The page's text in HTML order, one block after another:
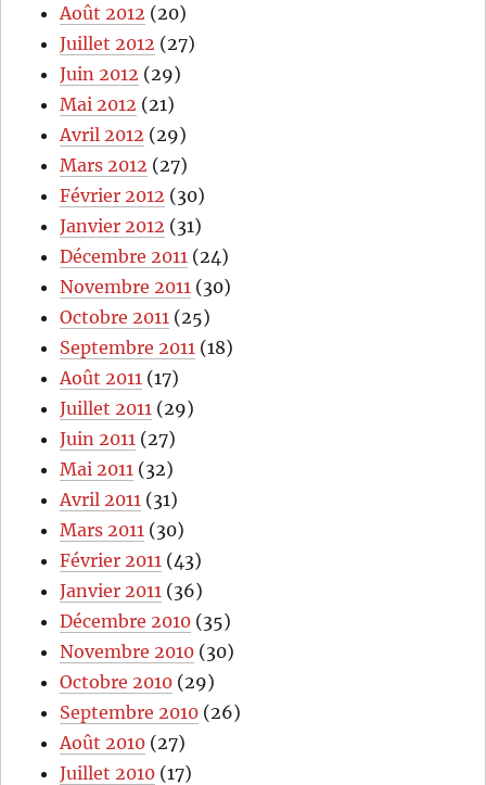
Août 2012 (20)
Juillet 2012 (27)
Juin 2012 (29)
Mai 2012 (21)
Avril 2012 (29)
Mars 2012 (27)
Février 2012 (30)
Janvier 2012 (31)
Décembre 2011 (24)
Novembre 2011 (30)
Octobre 2011 (25)
Septembre 2011 (18)
Août 2011 (17)
Juillet 2011 (29)
Juin 2011 (27)
Mai 2011 (32)
Avril 2011 (31)
Mars 2011 (30)
Février 2011 (43)
Janvier 2011 (36)
Décembre 2010 (35)
Novembre 2010 (30)
Octobre 2010 (29)
Septembre 2010 (26)
Août 2010 (27)
Juillet 2010 (17)